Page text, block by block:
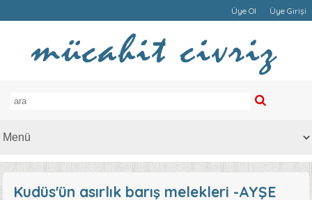
Üye Ol Üye Girişi
Kudüs'ün asırlık barış melekleri -AYŞE